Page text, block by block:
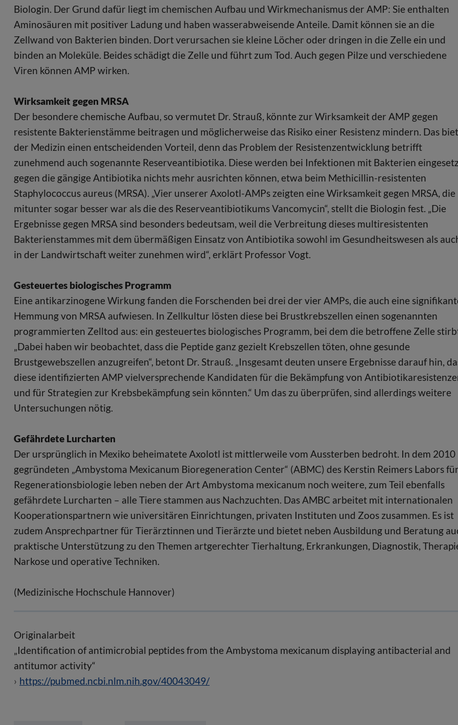
Biologin. Der Grund dafür liegt im chemischen Aufbau und Wirkmechanismus der AMP: Sie enthalten
Aminosäuren mit positiver Ladung und haben wasserabweisende Anteile. Damit können sie an die
Zellwand von Bakterien binden. Dort verursachen sie kleine Löcher oder dringen in die Zelle ein und
binden an Moleküle. Beides schädigt die Zelle und führt zum Tod. Auch gegen Pilze und verschiedene
Viren können AMP wirken.
Wirksamkeit gegen MRSA
Der besondere chemische Aufbau, so vermutet Dr. Strauß, könnte zur Wirksamkeit der AMP gegen
resistente Bakterienstämme beitragen und möglicherweise das Risiko einer Resistenz mindern. Das
der Medizin einen entscheidenden Vorteil, denn das Problem der Resistenzentwicklung betrifft
zunehmend auch sogenannte Reserveantibiotika. Diese werden bei Infektionen mit Bakterien
gegen die gängige Antibiotika nichts mehr ausrichten können, etwa beim Methicillin-resistenten
Staphylococcus aureus (MRSA). „Vier unserer Axolotl-AMPs zeigten eine Wirksamkeit gegen MRSA, die
mitunter sogar besser war als die des Reserveantibiotikums Vancomycin“, stellt die Biologin fest. „Die
Ergebnisse gegen MRSA sind besonders bedeutsam, weil die Verbreitung dieses multiresistenten
Bakterienstammes mit dem übermäßigen Einsatz von Antibiotika sowohl im Gesundheitswesen als
in der Landwirtschaft weiter zunehmen wird“, erklärt Professor Vogt.
Gesteuertes biologisches Programm
Eine antikarzinogene Wirkung fanden die Forschenden bei drei der vier AMPs, die auch eine
Hemmung von MRSA aufwiesen. In Zellkultur lösten diese bei Brustkrebszellen einen sogenannten
programmierten Zelltod aus: ein gesteuertes biologisches Programm, bei dem die betroffene Zelle
„Dabei haben wir beobachtet, dass die Peptide ganz gezielt Krebszellen töten, ohne gesunde
Brustgewebszellen anzugreifen“, betont Dr. Strauß. „Insgesamt deuten unsere Ergebnisse darauf hin,
diese identifizierten AMP vielversprechende Kandidaten für die Bekämpfung von
und für Strategien zur Krebsbekämpfung sein könnten.“ Um das zu überprüfen, sind allerdings weitere
Untersuchungen nötig.
Gefährdete Lurcharten
Der ursprünglich in Mexiko beheimatete Axolotl ist mittlerweile vom Aussterben bedroht. In dem 2010
gegründeten „Ambystoma Mexicanum Bioregeneration Center“ (ABMC) des Kerstin Reimers Labors für
Regenerationsbiologie leben neben der Art Ambystoma mexicanum noch weitere, zum Teil ebenfalls
gefährdete Lurcharten – alle Tiere stammen aus Nachzuchten. Das AMBC arbeitet mit internationalen
Kooperationspartnern wie universitären Einrichtungen, privaten Instituten und Zoos zusammen. Es ist
zudem Ansprechpartner für Tierärztinnen und Tierärzte und bietet neben Ausbildung und Beratung
praktische Unterstützung zu den Themen artgerechter Tierhaltung, Erkrankungen, Diagnostik,
Narkose und operative Techniken.
(Medizinische Hochschule Hannover)
Originalarbeit
„Identification of antimicrobial peptides from the Ambystoma mexicanum displaying antibacterial and
antitumor activity“
https://pubmed.ncbi.nlm.nih.gov/40043049/